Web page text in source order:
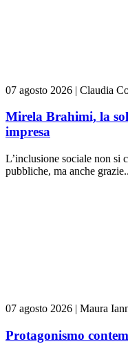
07 agosto 2026 | Claudia
Mirela Brahimi, la
impresa
L’inclusione sociale non si
pubbliche, ma anche
07 agosto 2026 | Maura
Protagonismo